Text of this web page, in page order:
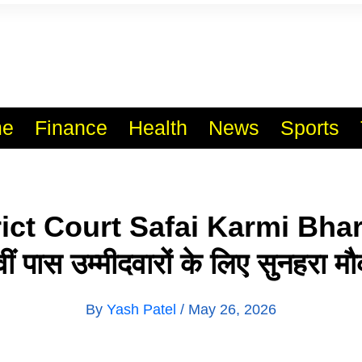
Finance Health News Sports
Court Safai Karmi
पास उम्मीदवारों के लिए सुनहरा
By Yash Patel / May 26, 2026